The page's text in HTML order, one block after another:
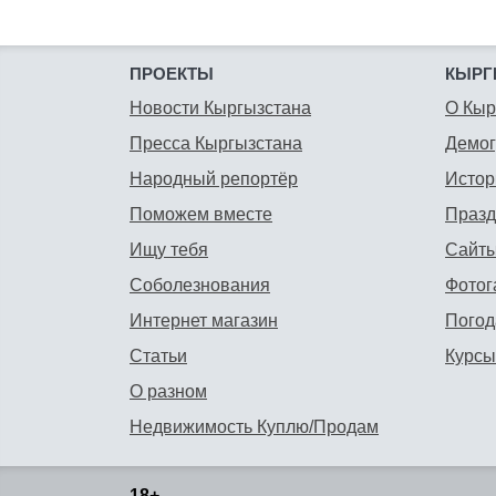
ПРОЕКТЫ
Новости Кыргызстана
Пресса Кыргызстана
Народный репортёр
Поможем вместе
Ищу тебя
Соболезнования
Интернет магазин
Статьи
О разном
Недвижимость Куплю/Продам
О